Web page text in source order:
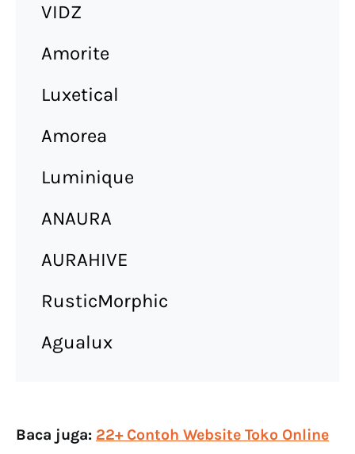
VIDZ
Amorite
Luxetical
Amorea
Luminique
ANAURA
AURAHIVE
RusticMorphic
Agualux
Baca juga: 22+ Contoh Website Toko Online